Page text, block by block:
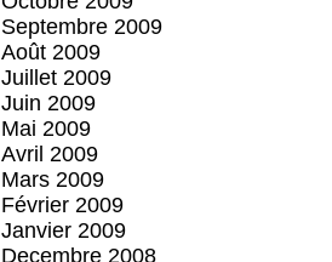
Septembre 2009
Août 2009
Juillet 2009
Juin 2009
Mai 2009
Avril 2009
Mars 2009
Février 2009
Janvier 2009
Decembre 2008